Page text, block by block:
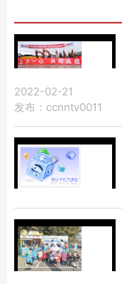
2022-02-21
发布：ccnntv0011